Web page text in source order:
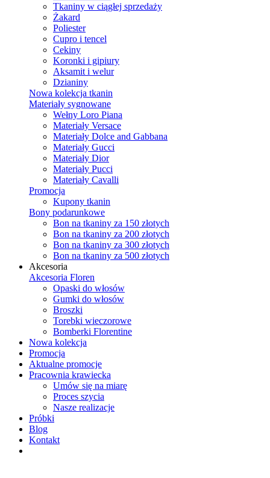
Tkaniny w ciągłej sprzedaży
Żakard
Poliester
Cupro i tencel
Cekiny
Koronki i gipiury
Aksamit i welur
Dzianiny
Nowa kolekcja tkanin
Materiały sygnowane
Wełny Loro Piana
Materiały Versace
Materiały Dolce and Gabbana
Materiały Gucci
Materiały Dior
Materiały Pucci
Materiały Cavalli
Promocja
Kupony tkanin
Bony podarunkowe
Bon na tkaniny za 150 złotych
Bon na tkaniny za 200 złotych
Bon na tkaniny za 300 złotych
Bon na tkaniny za 500 złotych
Akcesoria
Akcesoria Floren
Opaski do włosów
Gumki do włosów
Broszki
Torebki wieczorowe
Bomberki Florentine
Nowa kolekcja
Promocja
Aktualne promocje
Pracownia krawiecka
Umów się na miarę
Proces szycia
Nasze realizacje
Próbki
Blog
Kontakt